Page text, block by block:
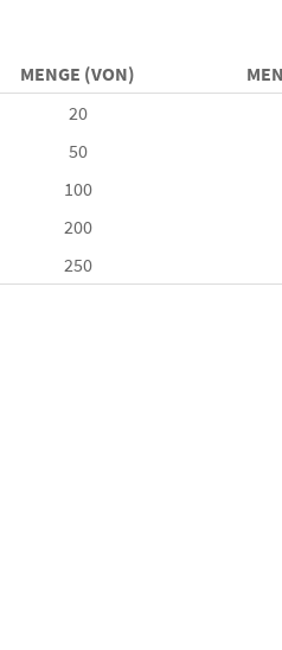
MENGE (VON)
20
50
100
200
250